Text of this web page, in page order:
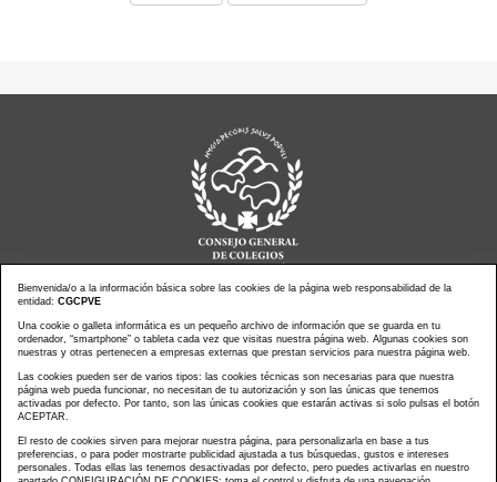
Noticias actualidad
Agenda de Actos
Revistas
PressClip
Multimedias
Contacto
Aviso Legal
Política Privacidad
Política Cookies
Bienvenida/o a la información básica sobre las cookies de la página web responsabilidad de la
entidad: CGCPVE
Una cookie o galleta informática es un pequeño archivo de información que se guarda en tu
ordenador, “smartphone” o tableta cada vez que visitas nuestra página web. Algunas cookies son
nuestras y otras pertenecen a empresas externas que prestan servicios para nuestra página web.
Las cookies pueden ser de varios tipos: las cookies técnicas son necesarias para que nuestra
página web pueda funcionar, no necesitan de tu autorización y son las únicas que tenemos
activadas por defecto. Por tanto, son las únicas cookies que estarán activas si solo pulsas el botón
ACEPTAR.
El resto de cookies sirven para mejorar nuestra página, para personalizarla en base a tus
preferencias, o para poder mostrarte publicidad ajustada a tus búsquedas, gustos e intereses
personales. Todas ellas las tenemos desactivadas por defecto, pero puedes activarlas en nuestro